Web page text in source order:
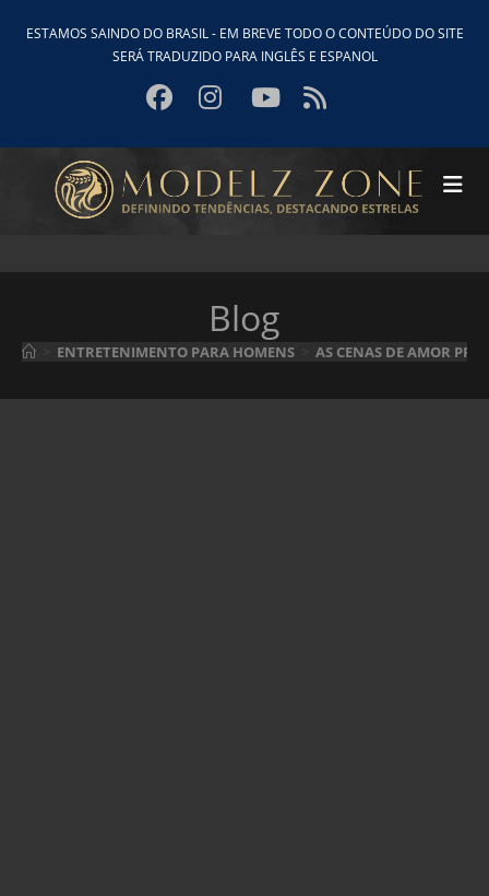
paraESTAMOS SAINDO DO BRASIL - EM BREVE TODO O CONTEÚDO DO SITE
SERÁ TRADUZIDO PARA INGLÊS E ESPANOL
Blog
ENTRETENIMENTO PARA HOMENS AS CENAS DE AMOR